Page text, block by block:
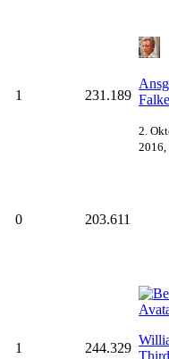
1 231.189 Falke
2.
0 203.611
1 244.329
Third